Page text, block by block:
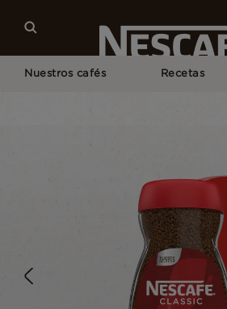
Nuestros cafés Recetas